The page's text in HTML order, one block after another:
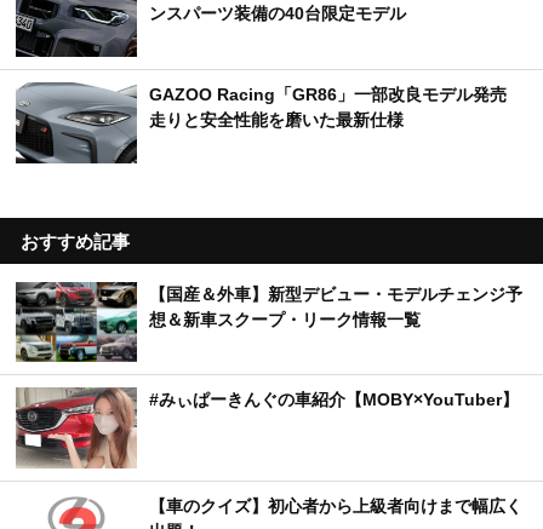
ンスパーツ装備の40台限定モデル
GAZOO Racing「GR86」一部改良モデル発売
走りと安全性能を磨いた最新仕様
おすすめ記事
【国産＆外車】新型デビュー・モデルチェンジ予
想＆新車スクープ・リーク情報一覧
#みぃぱーきんぐの車紹介【MOBY×YouTuber】
【車のクイズ】初心者から上級者向けまで幅広く